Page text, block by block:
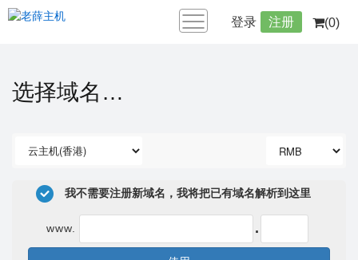
登录 注册 (0)
选择域名…
我不需要注册新域名，我将把已有域名解析到这里
www. .